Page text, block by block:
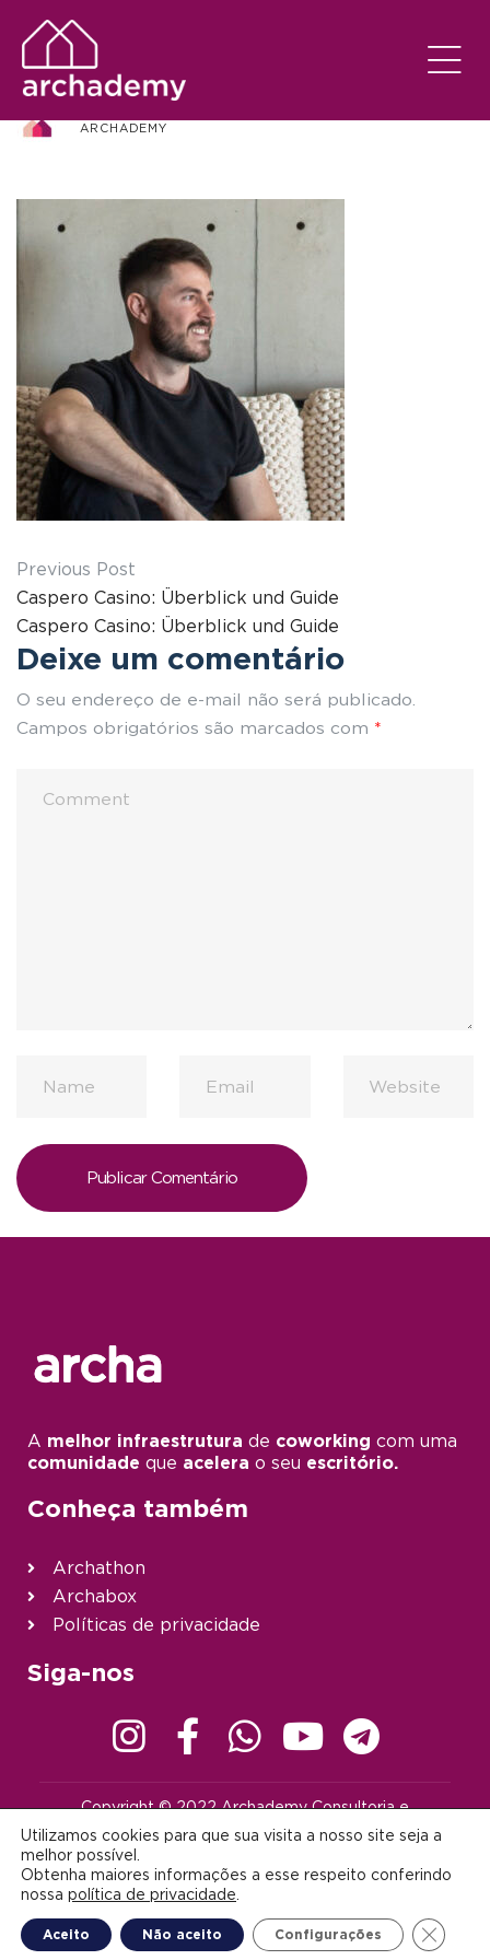
rafael zalc
ARCHADEMY
Previous Post
Caspero Casino: Überblick und Guide
Caspero Casino: Überblick und Guide
Deixe um comentário
O seu endereço de e-mail não será publicado.
Campos obrigatórios são marcados com *
A melhor infraestrutura de coworking com uma
comunidade que acelera o seu escritório.
Conheça também
Archathon
Archabox
Políticas de privacidade
Siga-nos
Copyright © 2022 Archademy Consultoria e
reservados |contato@archademy.com.br |
Desenvolvido por:
Utilizamos cookies para que sua visita a nosso site seja a
melhor possível.
Obtenha maiores informações a esse respeito conferindo
nossa política de privacidade
Aceito Não aceito Configurações Close